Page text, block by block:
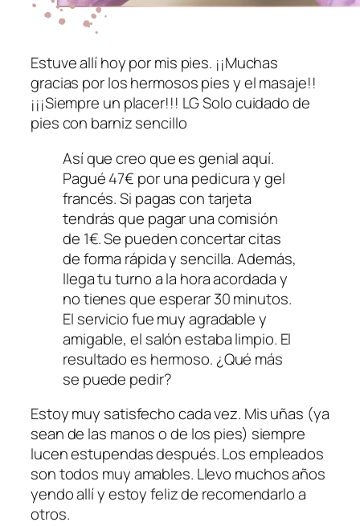
Estuve allí hoy por mis pies. ¡¡Muchas
gracias por los hermosos pies y el masaje!!
¡¡¡Siempre un placer!!! LG Solo cuidado de
pies con barniz sencillo
Así que creo que es genial aquí.
Pagué 47€ por una pedicura y gel
francés. Si pagas con tarjeta
tendrás que pagar una comisión
de 1€. Se pueden concertar citas
de forma rápida y sencilla. Además,
llega tu turno a la hora acordada y
no tienes que esperar 30 minutos.
El servicio fue muy agradable y
amigable, el salón estaba limpio. El
resultado es hermoso. ¿Qué más
se puede pedir?
Estoy muy satisfecho cada vez. Mis uñas (ya
sean de las manos o de los pies) siempre
lucen estupendas después. Los empleados
son todos muy amables. Llevo muchos años
yendo allí y estoy feliz de recomendarlo a
otros.